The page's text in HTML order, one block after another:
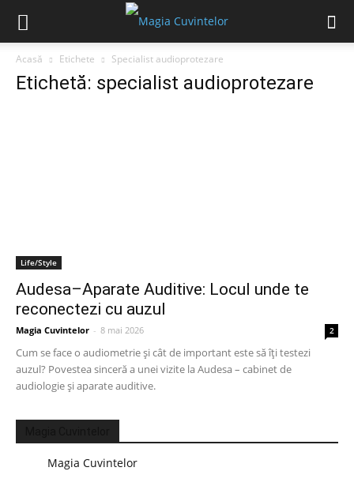
Acasă Etichete Specialist audioprotezare
Etichetă: specialist audioprotezare
Life/Style
Audesa–Aparate Auditive: Locul unde te
reconectezi cu auzul
Magia Cuvintelor - 8 mai 2026 2
Cum se face o audiometrie și cât de important este să îți testezi
auzul? Povestea sinceră a unei vizite la Audesa – cabinet de
audiologie și aparate auditive.
Magia Cuvintelor